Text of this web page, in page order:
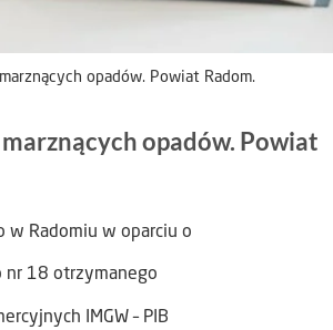
opadów. Powiat Radom.
opadów. Powiat
w Radomiu w oparciu o
nr 18 otrzymanego
IMGW – PIB